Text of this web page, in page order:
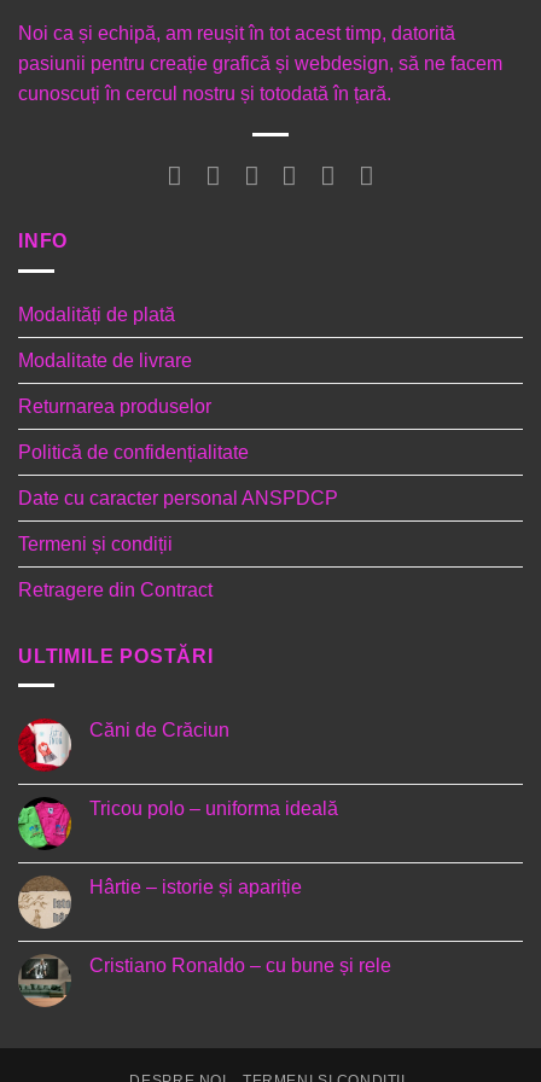
Noi ca și echipă, am reușit în tot acest timp, datorită
pasiunii pentru creație grafică și webdesign, să ne facem
cunoscuți în cercul nostru și totodată în țară.
INFO
Modalități de plată
Modalitate de livrare
Returnarea produselor
Politică de confidențialitate
Date cu caracter personal ANSPDCP
Termeni și condiții
Retragere din Contract
ULTIMILE POSTĂRI
Căni de Crăciun
la
Căni
de
Tricou polo – uniforma ideală
la
Tricou
polo
ideală
Hârtie – istorie și apariție
la
Hârtie
–
Cristiano Ronaldo – cu bune și rele
Ronaldo